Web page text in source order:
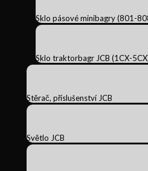
Sklo pásové minibagry (801-
Sklo traktorbagr JCB (1CX-
Stěrač, příslušenství JCB
Světlo JCB